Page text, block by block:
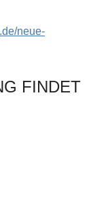
neue-
FINDET